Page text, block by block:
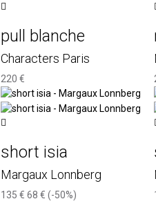
pull blanche
Characters Paris
220 €
short isia
Margaux Lonnberg
135 € 68 € (-50%)